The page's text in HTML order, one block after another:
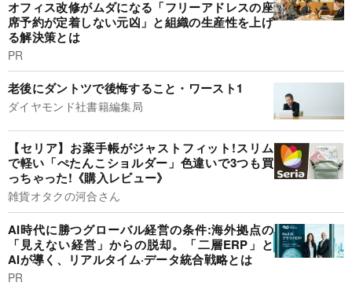
オフィス改修がムダになる「フリーアドレスの座
席予約が定着しない元凶」と組織の生産性を上げ
る解決策とは
PR
老後にダントツで後悔すること・ワースト1
ダイヤモンド社書籍編集局
【セリア】お薬手帳がジャストフィット!スリム
で軽い「ぺたんこショルダー」色違いで3つも買
っちゃった!《購入レビュー》
雑貨オタクの河合さん
AI時代に勝つグローバル経営の条件:海外拠点の
「見えない経営」からの脱却。「二層ERP」と
AIが導く、リアルタイム·データ統合戦略とは
PR